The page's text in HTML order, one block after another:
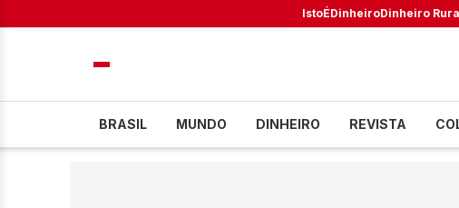
IstoÉDinheiroDinheiro
BRASIL MUNDO DINHEIRO REVISTA